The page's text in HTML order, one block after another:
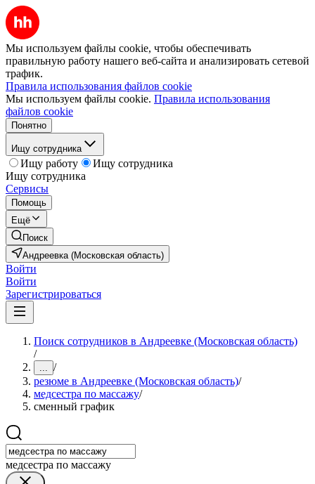
Мы используем файлы cookie, чтобы обеспечивать
правильную работу нашего веб-сайта и анализировать сетевой
трафик.
Правила использования файлов cookie
Мы используем файлы cookie. Правила использования
файлов cookie
Понятно
Ищу сотрудника
Ищу работу
Ищу сотрудника
Ищу сотрудника
Сервисы
Помощь
Ещё
Поиск
Андреевка (Московская область)
Войти
Войти
Зарегистрироваться
Поиск сотрудников в Андреевке (Московская область)
/
... /
резюме в Андреевке (Московская область)/
медсестра по массажу/
сменный график
медсестра по массажу